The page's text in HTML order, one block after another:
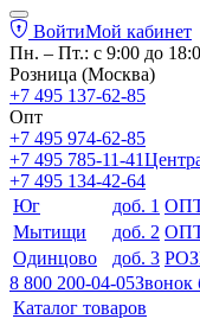
ВойтиМой кабинет
Пн. – Пт.: с 9:00 до
Розница (Москва)
+7 495 137-62-85
Опт
+7 495 974-62-85
+7 495 785-11-41
+7 495 134-42-64
Юг
доб. 1
Мытищи
доб. 2
Одинцово
доб. 3
8 800 200-04-05Звонок
Каталог товаров